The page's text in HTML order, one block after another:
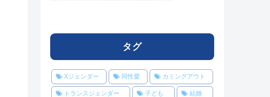
タグ
Xジェンダー 同性愛 カミングアウト
トランスジェンダー 子ども 結婚